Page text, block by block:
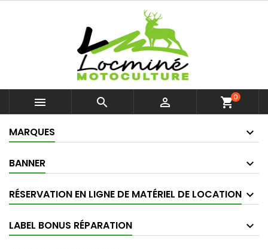
   shopping_cart0
MARQUES
BANNER
RÉSERVATION EN LIGNE DE MATÉRIEL DE LOCATION
LABEL BONUS RÉPARATION